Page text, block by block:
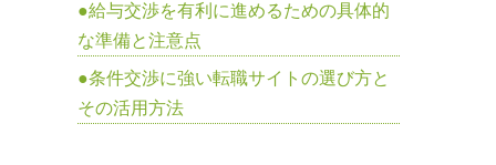
給与交渉を有利に進めるための具体的
な準備と注意点
条件交渉に強い転職サイトの選び方と
その活用方法